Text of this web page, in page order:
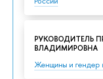
РУКОВОДИТЕЛЬ
ВЛАДИМИРОВНА
Женщины и гендер